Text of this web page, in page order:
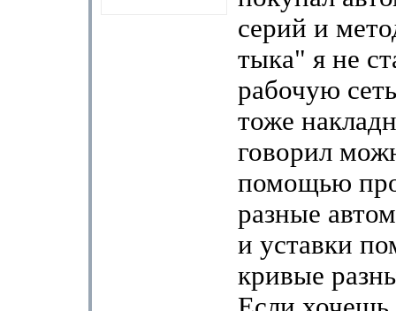
серий и
тыка" я не
рабочую
тоже
говорил
помощью
разные
и уставки
кривые